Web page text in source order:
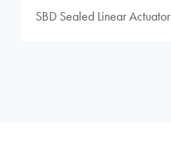
SBD Sealed Linear Actuator